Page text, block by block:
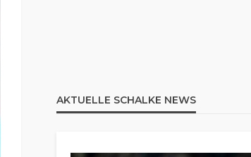
AKTUELLE SCHALKE NEWS